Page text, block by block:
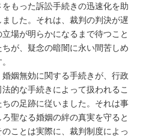
もった訴訟手続きの迅速化を助
した。それは、裁判の判決が遅
場が明らかになるまで待つこと
が、疑念の暗闇に永い間苦しめ
姻無効に関する手続きが、行政
的な手続きによって扱われるこ
の足跡に従いました。それは事
聖なる婚姻の絆の真実を守ると
ことは実際に、裁判制度によっ